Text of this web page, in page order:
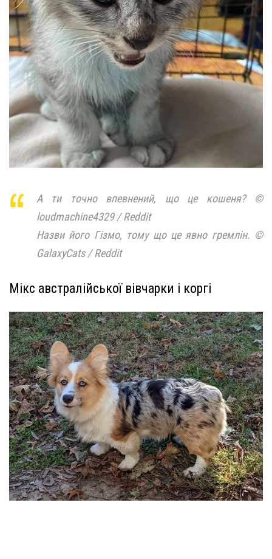
А ти точно впевнений, що це кошеня? ©
loudmachine4329 / Reddit
Назви його Гізмо, тому що це явно гремлін. ©
GalaxyCats / Reddit
Мікс австралійської вівчарки і коргі